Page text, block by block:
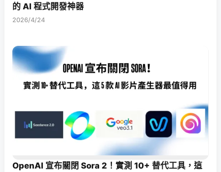
的 AI 程式開發神器
2026/4/24
OpenAI 宣布關閉 Sora 2！實測 10+ 替代工具，這